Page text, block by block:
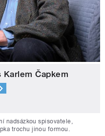
Karlem Čapkem
nadsázkou spisovatele,
trochu jinou formou.